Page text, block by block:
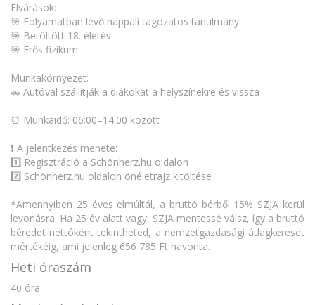
Elvárások:
🎯 Folyamatban lévő nappali tagozatos tanulmány
🎯 Betöltött 18. életév
🎯 Erős fizikum
Munkakörnyezet:
🚗 Autóval szállítják a diákokat a helyszínekre és vissza
⏰ Munkaidő: 06:00–14:00 között
❗ A jelentkezés menete:
1️⃣ Regisztráció a Schönherz.hu oldalon
2️⃣ Schönherz.hu oldalon önéletrajz kitöltése
*Amennyiben 25 éves elmúltál, a bruttó bérből 15% SZJA kerül
levonásra. Ha 25 év alatt vagy, SZJA mentessé válsz, így a bruttó
béredet nettóként tekintheted, a nemzetgazdasági átlagkereset
mértékéig, ami jelenleg 656 785 Ft havonta.
Heti óraszám
40 óra